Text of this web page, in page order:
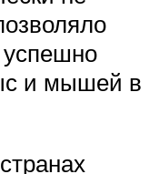
и мышей в